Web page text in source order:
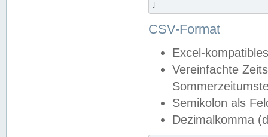
]
CSV-Format
Excel-
Vereinfachte
Semikolon als
Dezimalkomma